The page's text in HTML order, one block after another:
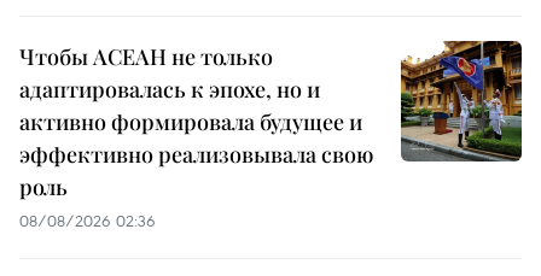
Чтобы АСЕАН не только
адаптировалась к эпохе, но и
активно формировала будущее и
эффективно реализовывала свою
роль
08/08/2026 02:36